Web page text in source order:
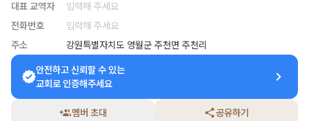
대표 교역자
입력해 주세요
전화번호
입력해 주세요
주소
강원특별자치도 영월군 주천면 주천리
안전하고 신뢰할 수 있는
교회로 인증해주세요
멤버 초대 공유하기